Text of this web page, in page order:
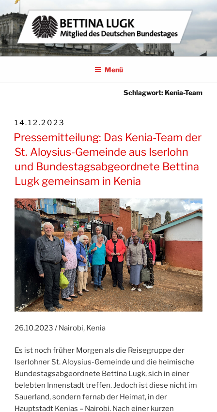
Zum
Inhalt
springen
BETTINA LUGK
MITGLIED DES DEUTSCHEN BUNDESTAGES
Menü
Schlagwort:Kenia-Team
VERÖFFENTLICHT
AM
14.12.2023
Pressemitteilung: Das Kenia-Team der
St. Aloysius-Gemeinde aus Iserlohn
und Bundestagsabgeordnete Bettina
Lugk gemeinsam in Kenia
26.10.2023 / Nairobi, Kenia
Es ist noch früher Morgen als die Reisegruppe der
Iserlohner St. Aloysius-Gemeinde und die heimische
Bundestagsabgeordnete Bettina Lugk, sich in einer
belebten Innenstadt treffen. Jedoch ist diese nicht im
Sauerland, sondern fernab der Heimat, in der
Hauptstadt Kenias – Nairobi. Nach einer kurzen